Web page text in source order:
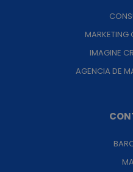
MARKETING
IMAGINE
AGENCIA DE